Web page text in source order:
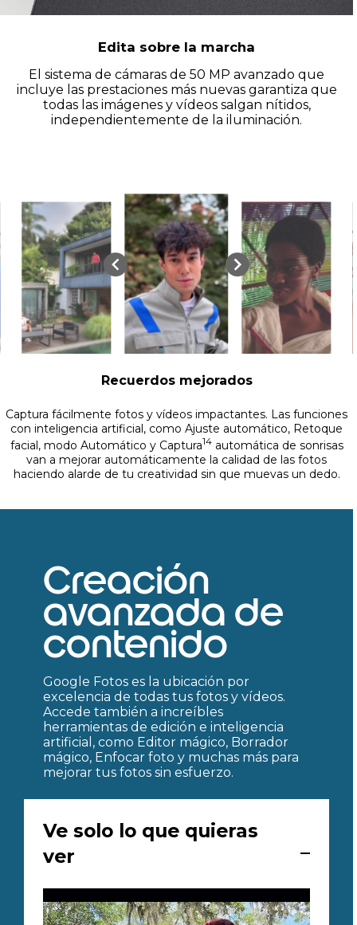
Edita sobre la marcha
El sistema de cámaras de 50 MP avanzado que
incluye las prestaciones más nuevas garantiza que
todas las imágenes y vídeos salgan nítidos,
independientemente de la iluminación.
Recuerdos mejorados
Captura fácilmente fotos y vídeos impactantes. Las funciones
con inteligencia artificial, como Ajuste automático, Retoque
facial, modo Automático y Captura14automática de sonrisas
van a mejorar automáticamente la calidad de las fotos
haciendo alarde de tu creatividad sin que muevas un dedo.
Creación
avanzada de
contenido
Google Fotos es la ubicación por
excelencia de todas tus fotos y vídeos.
Accede también a increíbles
herramientas de edición e inteligencia
artificial, como Editor mágico, Borrador
mágico, Enfocar foto y muchas más para
mejorar tus fotos sin esfuerzo.
Ve solo lo que quieras
ver